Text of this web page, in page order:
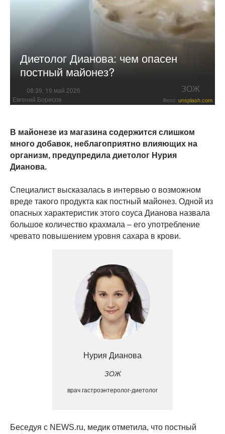
Диетолог Дианова: чем опасен
постный майонез?
08:39, 19 май 2026 ЗОЖ
Евгений Борисов Фото: unsplash.com
В майонезе из магазина содержится слишком
много добавок, неблагоприятно влияющих на
организм, предупредила диетолог Нурия
Дианова.
Специалист высказалась в интервью о возможном
вреде такого продукта как постный майонез. Одной из
опасных характеристик этого соуса Дианова назвала
большое количество крахмала – его употребление
чревато повышением уровня сахара в крови.
Нурия Дианова
ЗОЖ
врач гастроэнтеролог-диетолог
Беседуя с NEWS.ru, медик отметила, что постный